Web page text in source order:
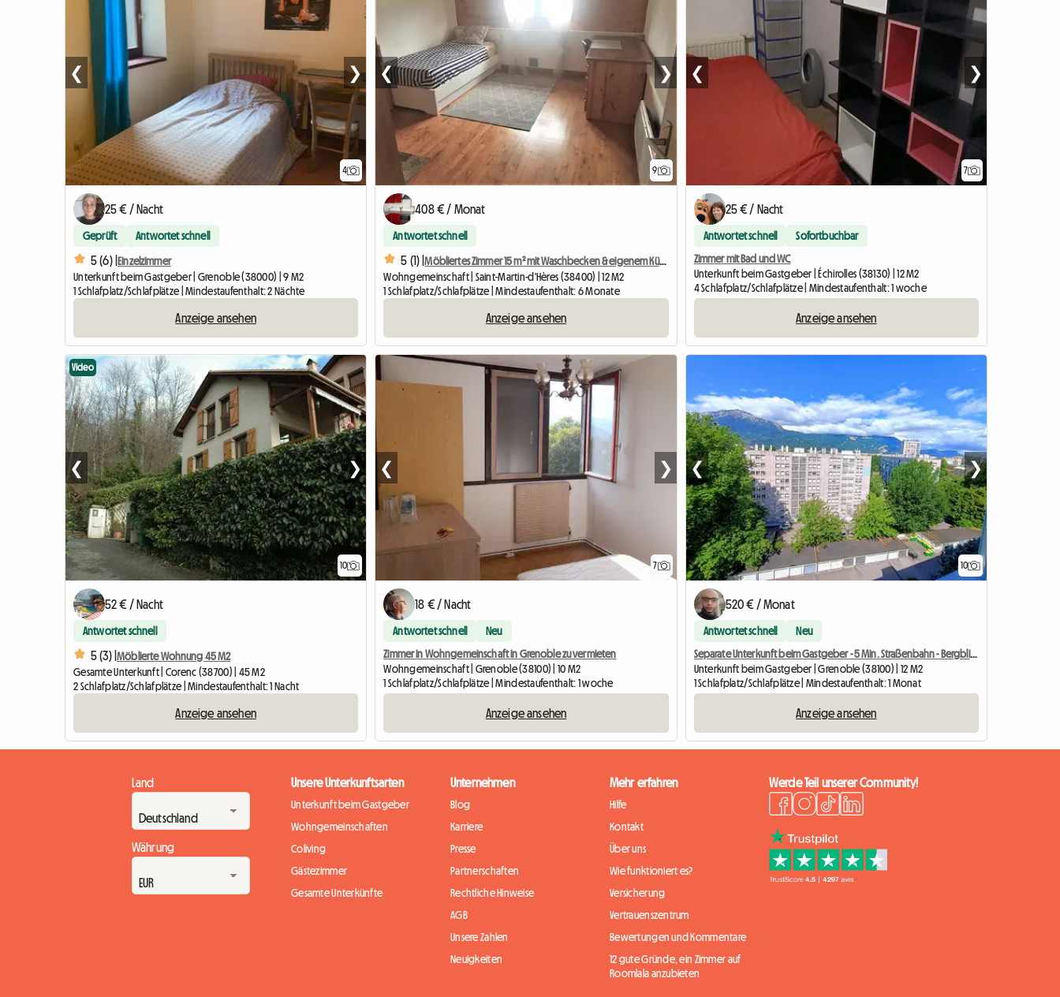
4
❮ ❯
25 € / Nacht
Geprüft Antwortet schnell
5 (6) |Einzelzimmer
Unterkunft beim Gastgeber | Grenoble (38000) | 9 M2
1 Schlafplatz/Schlafplätze | Mindestaufenthalt: 2 Nächte
Anzeige ansehen
9
❮ ❯
408 € / Monat
Antwortet schnell
5 (1) |
Möbliertes Zimmer 15 m² mit Waschbecken & eigenem Kühlschrank
Wohngemeinschaft | Saint-Martin-d'Hères (38400) | 12 M2
1 Schlafplatz/Schlafplätze | Mindestaufenthalt: 6 Monate
Anzeige ansehen
7
❮ ❯
25 € / Nacht
Antwortet schnell Sofortbuchbar
Zimmer mit Bad und WC
Unterkunft beim Gastgeber | Échirolles (38130) | 12 M2
4 Schlafplatz/Schlafplätze | Mindestaufenthalt: 1 woche
Anzeige ansehen
10
Video
❮ ❯
52 € / Nacht
Antwortet schnell
5 (3) |Möblierte Wohnung 45 M2
Gesamte Unterkunft | Corenc (38700) | 45 M2
2 Schlafplatz/Schlafplätze | Mindestaufenthalt: 1 Nacht
Anzeige ansehen
7
❮ ❯
18 € / Nacht
Antwortet schnell Neu
Zimmer in Wohngemeinschaft in Grenoble zu vermieten
Wohngemeinschaft | Grenoble (38100) | 10 M2
1 Schlafplatz/Schlafplätze | Mindestaufenthalt: 1 woche
Anzeige ansehen
10
❮ ❯
520 € / Monat
Antwortet schnell Neu
Separate Unterkunft beim Gastgeber - 5 Min. Straßenbahn - Bergblick
Unterkunft beim Gastgeber | Grenoble (38100) | 12 M2
1 Schlafplatz/Schlafplätze | Mindestaufenthalt: 1 Monat
Anzeige ansehen
Land
Währung
Unsere Unterkunftsarten
Unterkunft beim Gastgeber
Wohngemeinschaften
Coliving
Gästezimmer
Gesamte Unterkünfte
Unternehmen
Blog
Karriere
Presse
Partnerschaften
Rechtliche Hinweise
AGB
Unsere Zahlen
Neuigkeiten
Mehr erfahren
Hilfe
Kontakt
Über uns
Wie funktioniert es?
Versicherung
Vertrauenszentrum
Bewertungen und Kommentare
12 gute Gründe, ein Zimmer auf
Roomlala anzubieten
Werde Teil unserer Community!